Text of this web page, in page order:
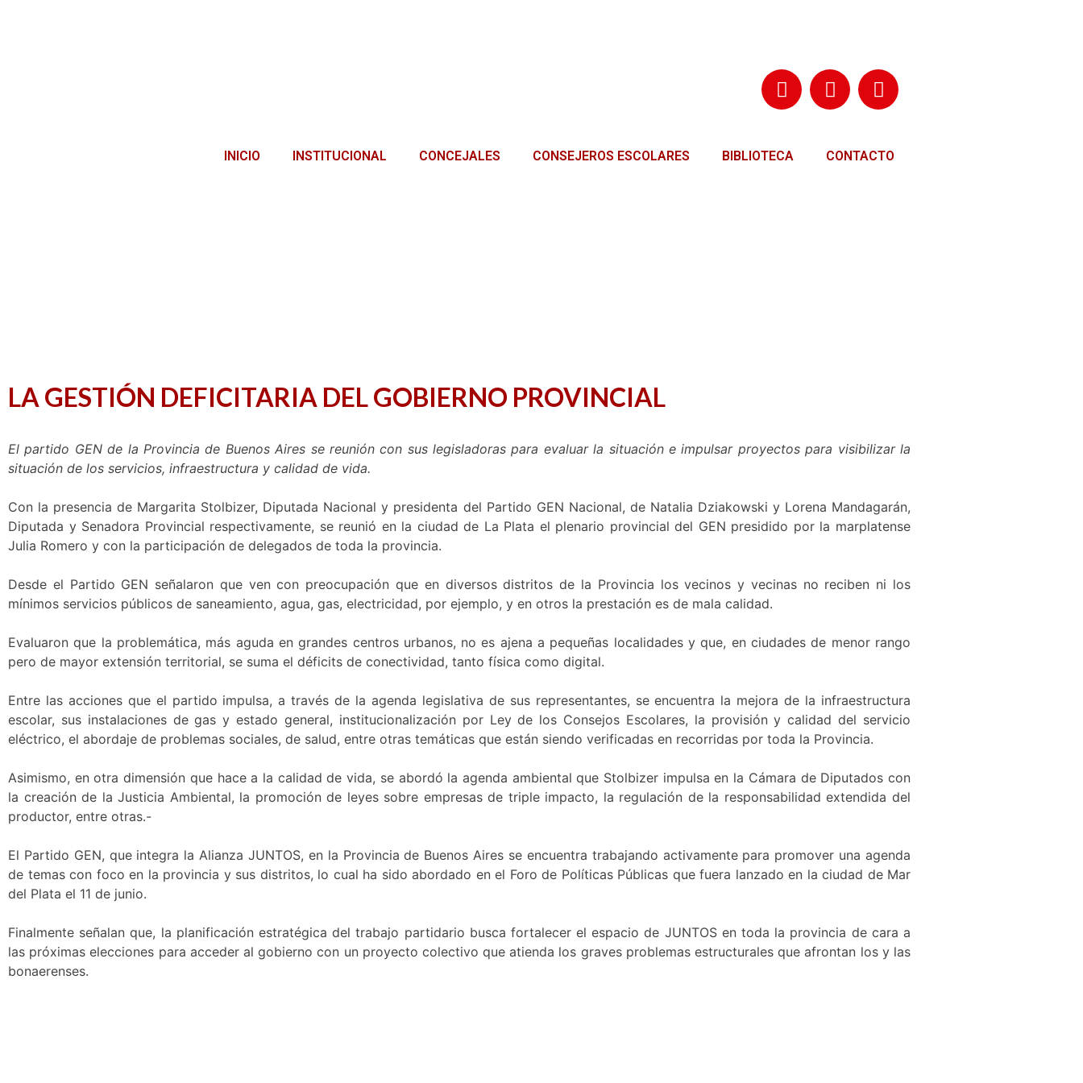
INICIO INSTITUCIONAL CONCEJALES CONSEJEROS ESCOLARES BIBLIOTECA CONTACTO
LA GESTIÓN DEFICITARIA DEL GOBIERNO PROVINCIAL
El partido GEN de la Provincia de Buenos Aires se reunión con sus legisladoras para evaluar la situación e impulsar proyectos para visibilizar la
situación de los servicios, infraestructura y calidad de vida.
Con la presencia de Margarita Stolbizer, Diputada Nacional y presidenta del Partido GEN Nacional, de Natalia Dziakowski y Lorena Mandagarán,
Diputada y Senadora Provincial respectivamente, se reunió en la ciudad de La Plata el plenario provincial del GEN presidido por la marplatense
Julia Romero y con la participación de delegados de toda la provincia.
Desde el Partido GEN señalaron que ven con preocupación que en diversos distritos de la Provincia los vecinos y vecinas no reciben ni los
mínimos servicios públicos de saneamiento, agua, gas, electricidad, por ejemplo, y en otros la prestación es de mala calidad.
Evaluaron que la problemática, más aguda en grandes centros urbanos, no es ajena a pequeñas localidades y que, en ciudades de menor rango
pero de mayor extensión territorial, se suma el déficits de conectividad, tanto física como digital.
Entre las acciones que el partido impulsa, a través de la agenda legislativa de sus representantes, se encuentra la mejora de la infraestructura
escolar, sus instalaciones de gas y estado general, institucionalización por Ley de los Consejos Escolares, la provisión y calidad del servicio
eléctrico, el abordaje de problemas sociales, de salud, entre otras temáticas que están siendo verificadas en recorridas por toda la Provincia.
Asimismo, en otra dimensión que hace a la calidad de vida, se abordó la agenda ambiental que Stolbizer impulsa en la Cámara de Diputados con
la creación de la Justicia Ambiental, la promoción de leyes sobre empresas de triple impacto, la regulación de la responsabilidad extendida del
productor, entre otras.-
El Partido GEN, que integra la Alianza JUNTOS, en la Provincia de Buenos Aires se encuentra trabajando activamente para promover una agenda
de temas con foco en la provincia y sus distritos, lo cual ha sido abordado en el Foro de Políticas Públicas que fuera lanzado en la ciudad de Mar
del Plata el 11 de junio.
Finalmente señalan que, la planificación estratégica del trabajo partidario busca fortalecer el espacio de JUNTOS en toda la provincia de cara a
las próximas elecciones para acceder al gobierno con un proyecto colectivo que atienda los graves problemas estructurales que afrontan los y las
bonaerenses.